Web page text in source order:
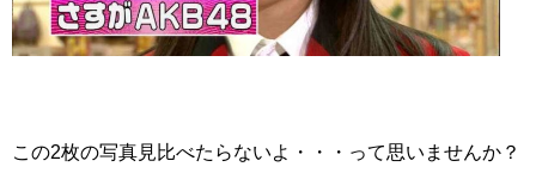
この2枚の写真見比べたらないよ・・・って思いませんか？